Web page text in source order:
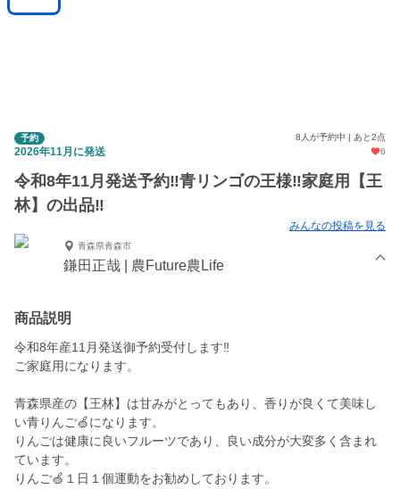
予約 8人が予約中 | あと2点
2026年11月に発送 6
令和8年11月発送予約‼️青リンゴの王様‼️家庭用【王
林】の出品‼️
みんなの投稿を見る
青森県青森市
鎌田正哉 | 農Future農Life
商品説明
令和8年産11月発送御予約受付します‼️
ご家庭用になります。
青森県産の【王林】は甘みがとってもあり、香りが良くて美味し
い青りんご🍏になります。
りんごは健康に良いフルーツであり、良い成分が大変多く含まれ
ています。
りんご🍏１日１個運動をお勧めしております。